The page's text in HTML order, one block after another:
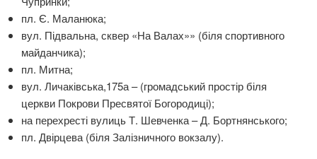
пл. Є. Маланюка;
вул. Підвальна, сквер «На Валах»» (біля спортивного
майданчика);
пл. Митна;
вул. Личаківська,175а – (громадський простір біля
церкви Покрови Пресвятої Богородиці);
на перехресті вулиць Т. Шевченка – Д. Бортнянського;
пл. Двірцева (біля Залізничного вокзалу).